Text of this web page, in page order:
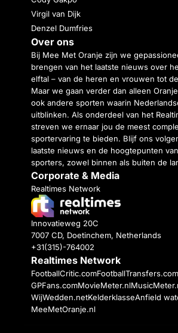
Virgil van Dijk
Denzel Dumfries
Over ons
Bij Mee Met Oranje zijn we
brengen van het laatste nieuws over
elftal – van de heren en vrouwen tot
Maar we gaan verder dan alleen
ook andere sporten waarin
uitblinken. Als onderdeel van het
streven we ernaar jou de meest
sportervaring te bieden. Blijf ons
laatste nieuws en de hoogtepunten
sporters, zowel binnen als buiten de
Corporate & Media
Realtimes Network
Innovatieweg 20C
7007 CD, Doetinchem, Netherlands
+31(315)-764002
Realtimes Network
FootballCritic.comFootballTransfers.com
GPFans.comMovieMeter.nl
WijWedden.netKelderklasseAnfield
MeeMetOranje.nl